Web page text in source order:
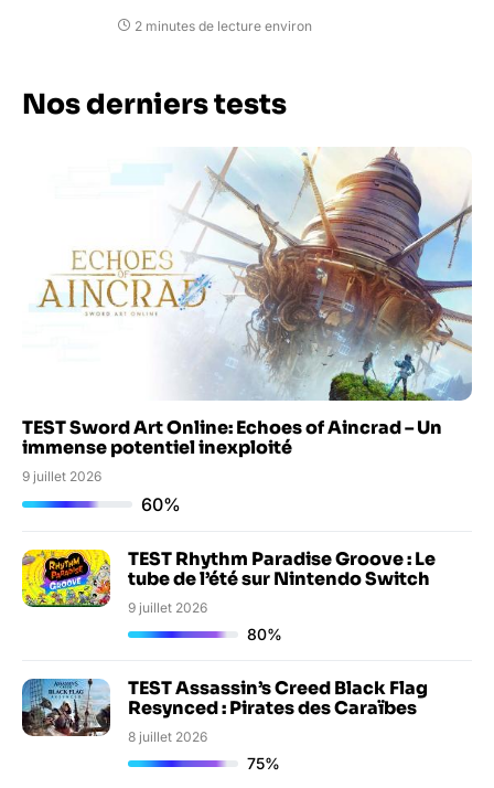
2 minutes de lecture environ
Nos derniers tests
TEST Sword Art Online: Echoes of Aincrad – Un
immense potentiel inexploité
9 juillet 2026
60%
TEST Rhythm Paradise Groove : Le
tube de l’été sur Nintendo Switch
9 juillet 2026
80%
TEST Assassin’s Creed Black Flag
Resynced : Pirates des Caraïbes
8 juillet 2026
75%